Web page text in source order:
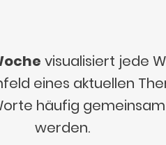
visualisiert jede
eines aktuellen
häufig
werden.